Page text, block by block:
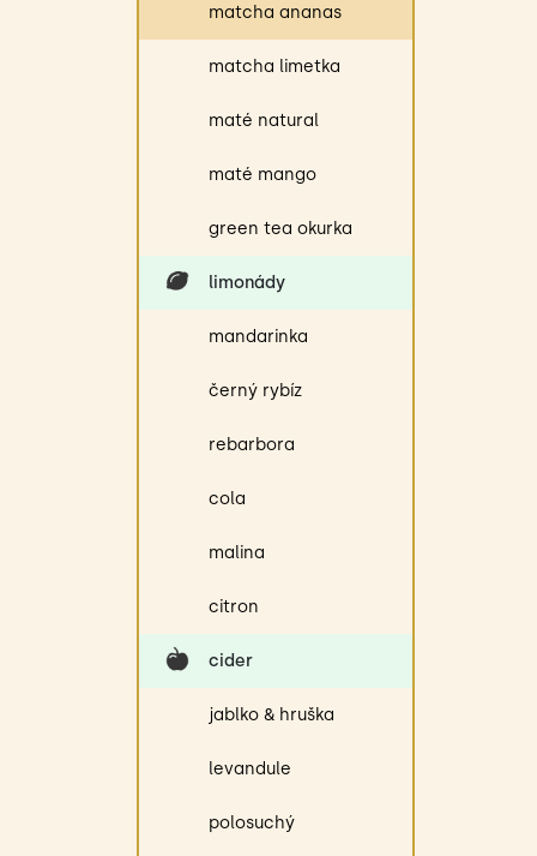
matcha ananas
matcha limetka
maté natural
maté mango
green tea okurka
limonády
mandarinka
černý rybíz
rebarbora
cola
malina
citron
cider
jablko & hruška
levandule
polosuchý